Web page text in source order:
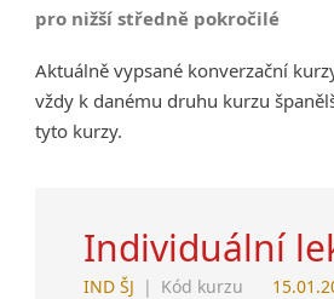
pro nižší středně pokročilé
Aktuálně vypsané konverzační
vždy k danému druhu kurzu
tyto kurzy.
Individuální
IND ŠJ | Kód kurzu